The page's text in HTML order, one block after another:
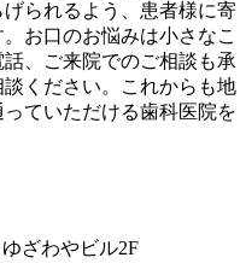
られるよう、患者様に寄
お口のお悩みは小さなこ
、ご来院でのご相談も承
ください。これからも地
ていただける歯科医院を
ざわやビル2F